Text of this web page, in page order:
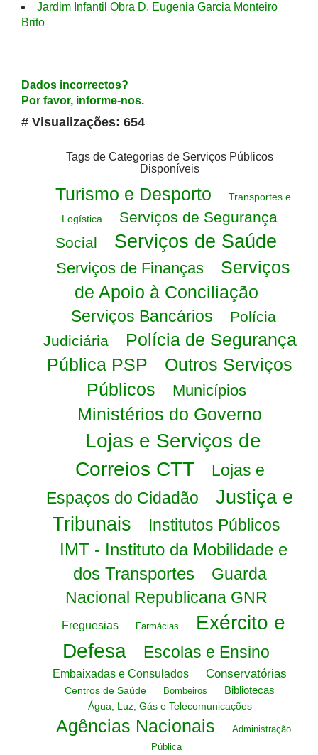
Jardim Infantil Obra D. Eugenia Garcia Monteiro
Brito
Dados incorrectos?
Por favor, informe-nos.
# Visualizações: 654
Tags de Categorias de Serviços Públicos
Disponíveis
Turismo e Desporto
Transportes e
Logística
Serviços de Segurança
Social
Serviços de Saúde
Serviços de Finanças
Serviços
de Apoio à Conciliação
Serviços Bancários
Polícia
Judiciária
Polícia de Segurança
Pública PSP
Outros Serviços
Públicos
Municípios
Ministérios do Governo
Lojas e Serviços de
Correios CTT
Lojas e
Espaços do Cidadão
Justiça e
Tribunais
Institutos Públicos
IMT - Instituto da Mobilidade e
dos Transportes
Guarda
Nacional Republicana GNR
Freguesias Farmácias
Exército e
Defesa
Escolas e Ensino
Embaixadas e Consulados Conservatórias
Centros de Saúde Bombeiros Bibliotecas
Água, Luz, Gás e Telecomunicações
Agências Nacionais
Administração
Pública